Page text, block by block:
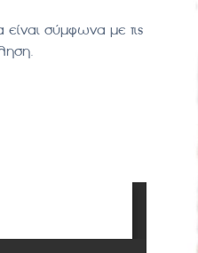
σύμφωνα με τις